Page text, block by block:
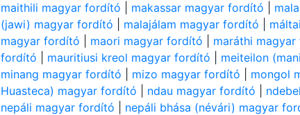
maithili magyar fordító
makassar magyar fordító
(jawi) magyar fordító
malajálam magyar fordító
magyar fordító
maori magyar fordító maráthi
fordító
mauritiusi kreol magyar fordító meiteilon
minang magyar fordító
mizo magyar fordító mongol
Huasteca) magyar fordító
ndau magyar fordító
nepáli magyar fordító
nepáli bhása (névári) magyar